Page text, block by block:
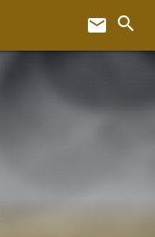
email search